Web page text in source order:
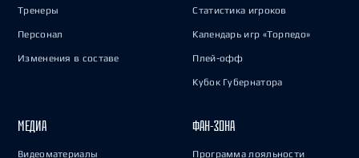
Тренеры
Персонал
Изменения в составе
Статистика игроков
Календарь игр «Торпедо»
Плей-офф
Кубок Губернатора
МЕДИА
Видеоматериалы
ФАН-ЗОНА
Программа лояльности